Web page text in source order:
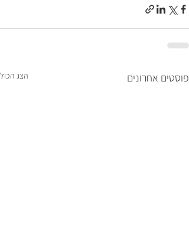
פוסטים אחרונים הצג הכול